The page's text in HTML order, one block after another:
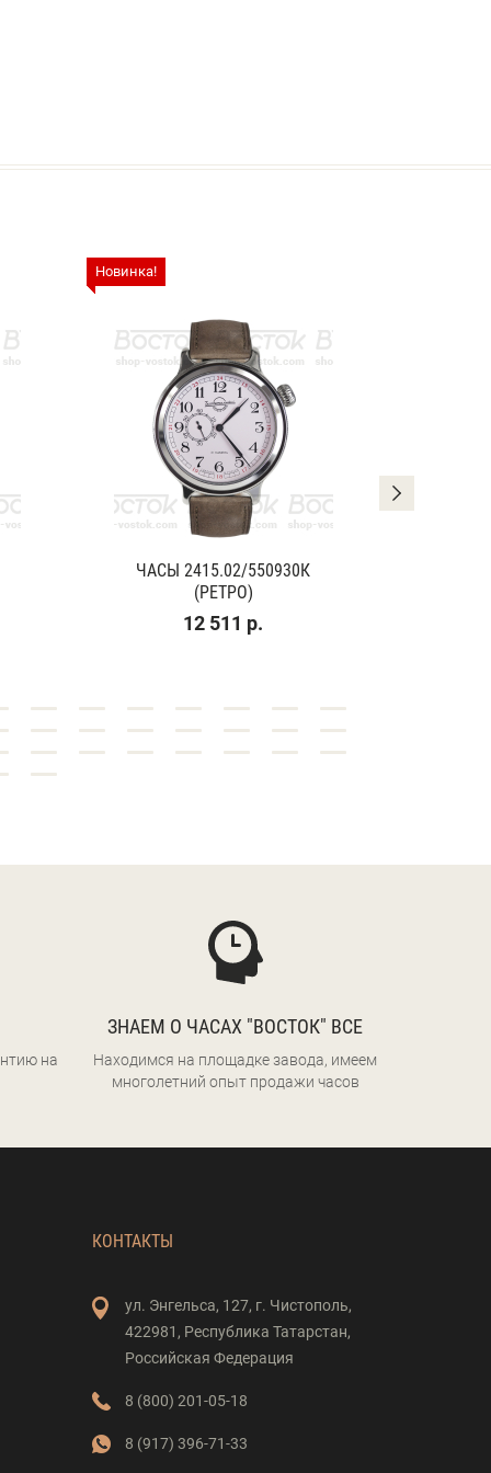
Новинка!
ЧАСЫ 2415.02/550930К
(РЕТРО)
12 511 р.
на
ЗНАЕМ О ЧАСАХ "ВОСТОК" ВСЕ
Находимся на площадке завода, имеем
многолетний опыт продажи часов
КОНТАКТЫ
ул. Энгельса, 127, г. Чистополь,
422981, Республика Татарстан,
Российская Федерация
8 (800) 201-05-18
8 (917) 396-71-33